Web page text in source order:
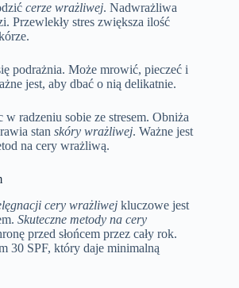
cerze wrażliwej. Nadwrażliwa
Przewlekły stres zwiększa ilość
podrażnia. Może mrowić, pieczeć i
jest, aby dbać o nią delikatnie.
radzeniu sobie ze stresem. Obniża
stan skóry wrażliwej. Ważne jest
na cery wrażliwą.
cery wrażliwej kluczowe jest
Skuteczne metody na cery
przed słońcem przez cały rok.
30 SPF, który daje minimalną